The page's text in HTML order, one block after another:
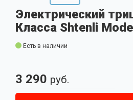
Электрический
Класса Shtenli
Есть в наличии
3 290 руб.